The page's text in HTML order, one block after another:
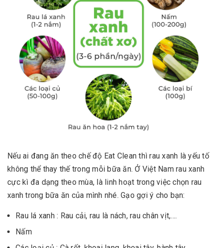
Nếu ai đang ăn theo chế độ Eat Clean thì rau xanh là yếu tố
không thể thay thế trong mỗi bữa ăn. Ở Việt Nam rau xanh
cực kì đa dạng theo mùa, là linh hoạt trong việc chọn rau
xanh trong bữa ăn của mình nhé. Gạo gợi ý cho bạn:
Rau lá xanh : Rau cải, rau là nách, rau chân vịt,....
Nấm